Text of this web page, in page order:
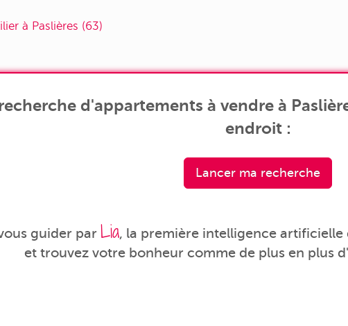
à Paslières (63)
d'appartements à vendre à
endroit :
Lancer ma recherche
guider par Lia, la première intelligence
et trouvez votre bonheur comme de plus en plus